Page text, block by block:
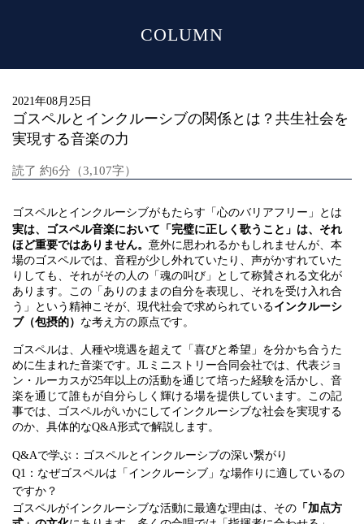
COLUMN
2021年08月25日
ゴスペルとインクルーシブの関係とは？共生社会を
実現する音楽の力
読了 約6分（3,107字）
ゴスペルとインクルーシブがもたらす「心のバリアフリー」とは
実は、ゴスペル音楽において「完璧に正しく歌うこと」は、それ
ほど重要ではありません。 意外に思われるかもしれませんが、本
場のゴスペルでは、音程が少し外れていたり、声がかすれていた
りしても、それがその人の「魂の叫び」として称賛される文化が
あります。この「ありのままの自分を表現し、それを受け入れ合
う」という精神こそが、現代社会で求められているインクルーシ
ブ（包摂的） な考え方の原点です。
ゴスペルは、人種や境遇を超えて「喜びと希望」を分かち合うた
めに生まれた音楽です。JLミニストリー合同会社では、代表ジョ
ン・ルーカスが25年以上の活動を通じて培った経験を活かし、音
楽を通じて誰もが自分らしく輝ける場を提供しています。この記
事では、ゴスペルがいかにしてインクルーシブな社会を実現する
のか、具体的なQ&A形式で解説します。
Q&Aで学ぶ：ゴスペルとインクルーシブの深い繋がり
Q1：なぜゴスペルは「インクルーシブ」な場作りに適しているの
ですか？
ゴスペルがインクルーシブな活動に最適な理由は、その 「加点方